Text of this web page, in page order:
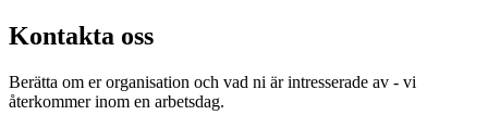
Kontakta oss
Berätta om er organisation och vad ni är intresserade av - vi
återkommer inom en arbetsdag.